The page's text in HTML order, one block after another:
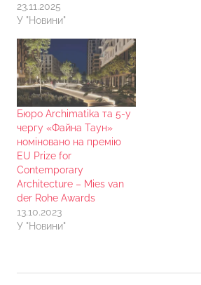
23.11.2025
У "Новини"
Бюро Archimatika та 5-у
чергу «Файна Таун»
номіновано на премію
EU Prize for
Contemporary
Architecture – Mies van
der Rohe Awards
13.10.2023
У "Новини"